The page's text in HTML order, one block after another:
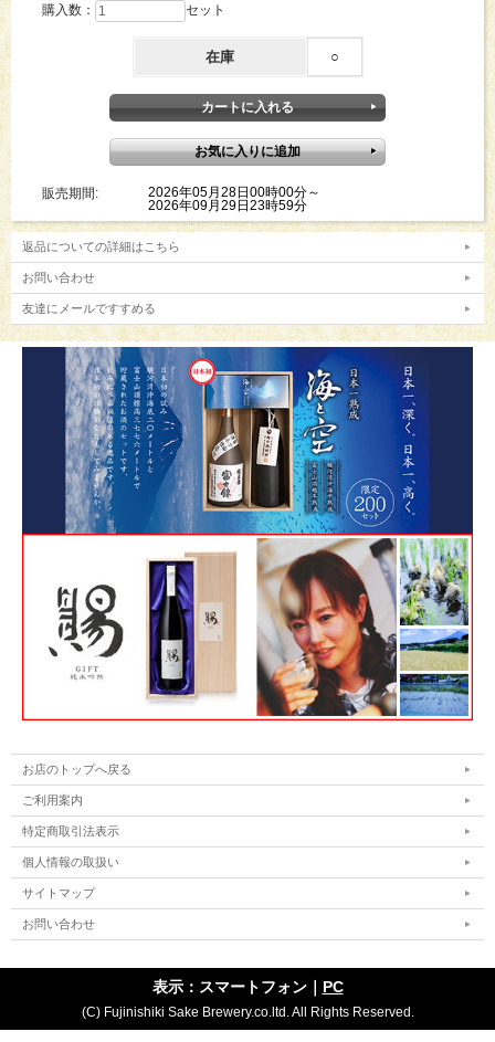
購入数： セット
在庫 ○
販売期間:
2026年05月28日00時00分～
2026年09月29日23時59分
返品についての詳細はこちら
お問い合わせ
友達にメールですすめる
お店のトップへ戻る
ご利用案内
特定商取引法表示
個人情報の取扱い
サイトマップ
お問い合わせ
表示：スマートフォン｜ PC
(C) Fujinishiki Sake Brewery.co.ltd. All Rights Reserved.